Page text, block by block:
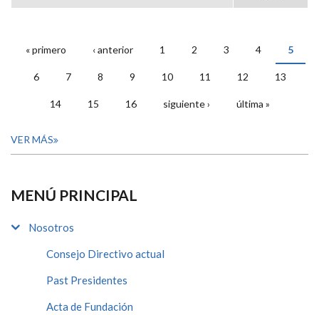
PÁGINAS
« primero ‹ anterior 1 2 3 4 5
6 7 8 9 10 11 12 13
14 15 16 siguiente › última »
VER MÁS
MENÚ PRINCIPAL
Nosotros
Consejo Directivo actual
Past Presidentes
Acta de Fundación